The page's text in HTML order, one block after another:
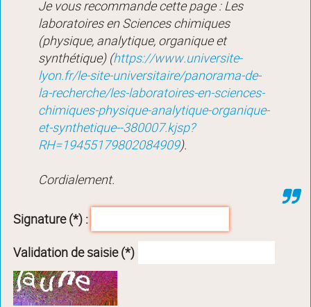
Je vous recommande cette page : Les
laboratoires en Sciences chimiques
(physique, analytique, organique et
synthétique) (https://www.universite-
lyon.fr/le-site-universitaire/panorama-de-
la-recherche/les-laboratoires-en-sciences-
chimiques-physique-analytique-organique-
et-synthetique--380007.kjsp?
RH=19455179802084909).
Cordialement.
Signature (*) :
Validation de saisie (*)